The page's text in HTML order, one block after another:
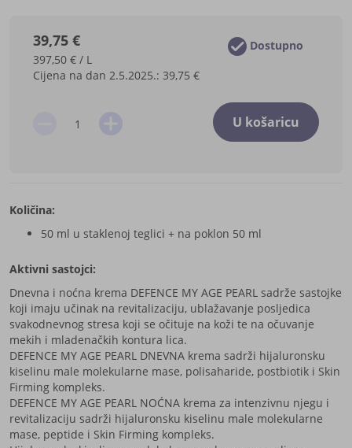
Dostupno
39,75 €
397,50 € / L
Cijena na dan 2.5.2025.: 39,75 €
U košaricu
Količina:
50 ml u staklenoj teglici + na poklon 50 ml
Aktivni sastojci:
Dnevna i noćna krema DEFENCE MY AGE PEARL sadrže sastojke
koji imaju učinak na revitalizaciju, ublažavanje posljedica
svakodnevnog stresa koji se očituje na koži te na očuvanje
mekih i mladenačkih kontura lica.
DEFENCE MY AGE PEARL DNEVNA krema sadrži hijaluronsku
kiselinu male molekularne mase, polisaharide, postbiotik i Skin
Firming kompleks.
DEFENCE MY AGE PEARL NOĆNA krema za intenzivnu njegu i
revitalizaciju sadrži hijaluronsku kiselinu male molekularne
mase, peptide i Skin Firming kompleks.